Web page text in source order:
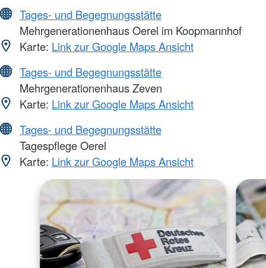
Tages- und Begegnungsstätte
Mehrgenerationenhaus Oerel im Koopmannhof
Karte: Link zur Google Maps Ansicht
Tages- und Begegnungsstätte
Mehrgenerationenhaus Zeven
Karte: Link zur Google Maps Ansicht
Tages- und Begegnungsstätte
Tagespflege Oerel
Karte: Link zur Google Maps Ansicht